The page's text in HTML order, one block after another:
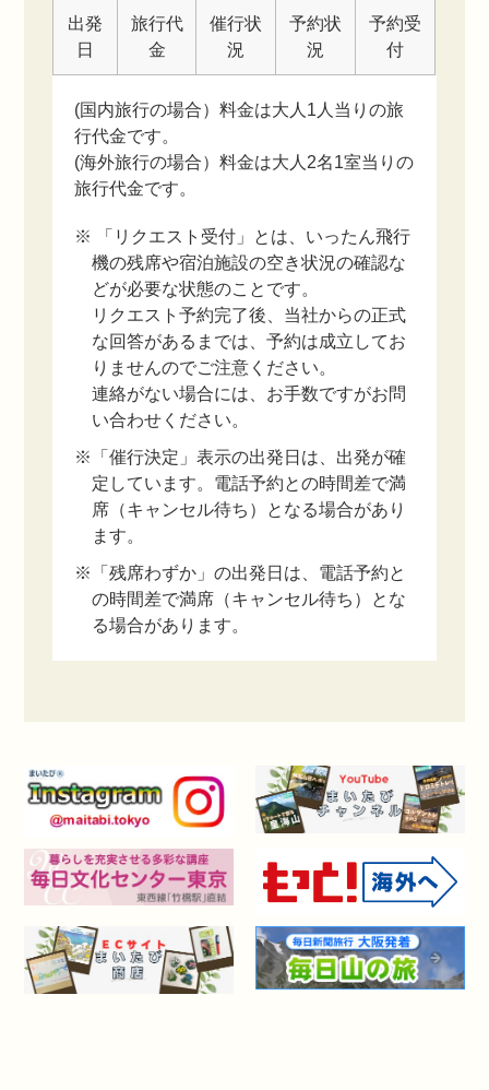
出発
日
旅行代
金
催行状
況
予約状
況
予約受
付
(国内旅行の場合）料金は大人1人当りの旅
行代金です。
(海外旅行の場合）料金は大人2名1室当りの
旅行代金です。
※ 「リクエスト受付」とは、いったん飛行
機の残席や宿泊施設の空き状況の確認な
どが必要な状態のことです。
リクエスト予約完了後、当社からの正式
な回答があるまでは、予約は成立してお
りませんのでご注意ください。
連絡がない場合には、お手数ですがお問
い合わせください。
※「催行決定」表示の出発日は、出発が確
定しています。電話予約との時間差で満
席（キャンセル待ち）となる場合があり
ます。
※「残席わずか」の出発日は、電話予約と
の時間差で満席（キャンセル待ち）とな
る場合があります。